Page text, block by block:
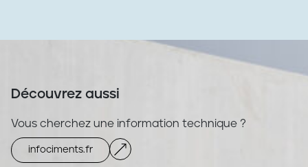
Découvrez aussi
Vous cherchez une information technique ?
infociments.fr